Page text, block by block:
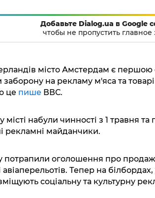
Добавьте Dialog.ua в Google
чтобы не пропустить главное
місто Амстердам є першою
на рекламу м'яса та
цепишеВВС.
набули чинності з 1 травня
рекламні майданчики.
потрапили оголошення про продаж
авіаперельотів. Тепер на
соціальну та культурну